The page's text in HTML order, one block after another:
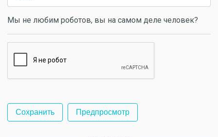
Мы не любим роботов, вы на самом деле человек?